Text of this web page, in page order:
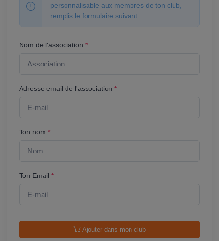
personnalisable aux membres de ton club,
remplis le formulaire suivant :
Nom de l'association *
Adresse email de l'association *
Ton nom *
Ton Email *
Ajouter dans mon club